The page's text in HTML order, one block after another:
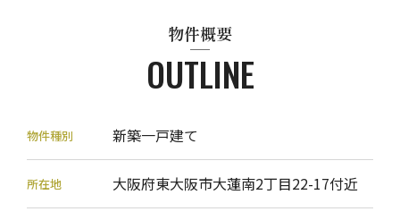
物件概要
OUTLINE
物件種別 新築一戸建て
所在地 大阪府東大阪市大蓮南2丁目22-17付近